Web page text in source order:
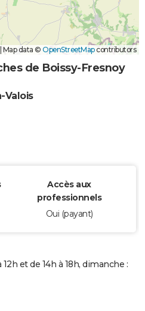
Map data © OpenStreetMapcontributors
de Boissy-Fresnoy
Valois
Accès aux
professionnels
Oui (payant)
et de 14h à 18h, dimanche :